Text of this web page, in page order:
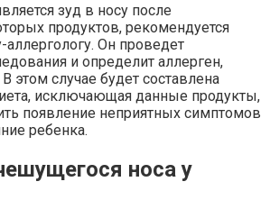
зуд в носу после
продуктов, рекомендуется
аллергологу. Он проведет
и определит аллерген,
случае будет составлена
исключающая данные продукты,
появление неприятных симптомов
ребенка.
носа у